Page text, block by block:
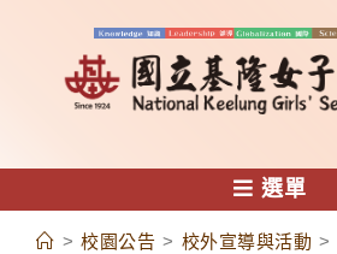
容
選單
> 校園公告 > 校外宣導與活動 >